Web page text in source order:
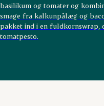
basilikum og tomater og
smage fra kalkunpålæg og
pakket ind i en fuldkornswrap,
tomatpesto.